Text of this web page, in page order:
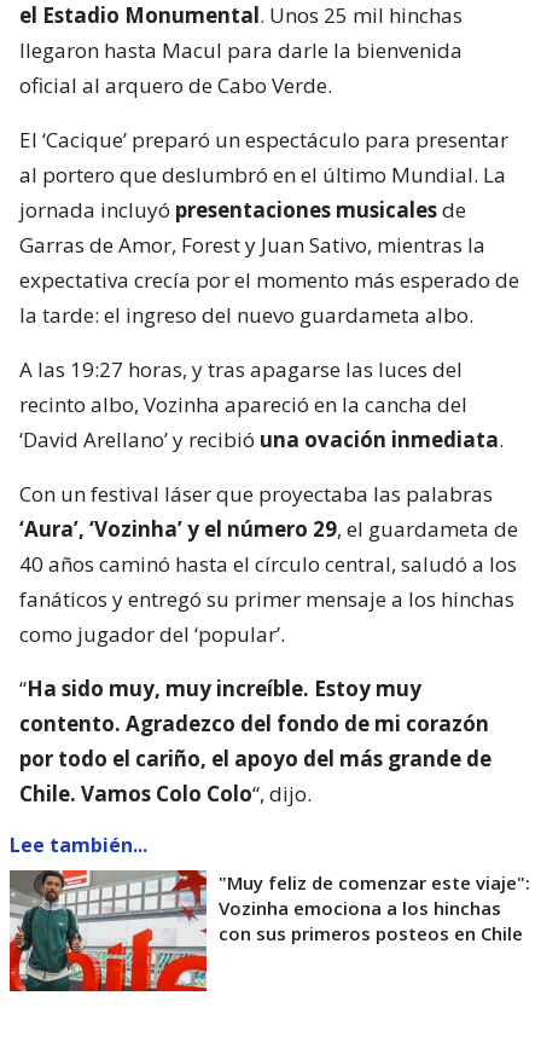
el Estadio Monumental. Unos 25 mil hinchas
llegaron hasta Macul para darle la bienvenida
oficial al arquero de Cabo Verde.
El ‘Cacique’ preparó un espectáculo para presentar
al portero que deslumbró en el último Mundial. La
jornada incluyó presentaciones musicalesde
Garras de Amor, Forest y Juan Sativo, mientras la
expectativa crecía por el momento más esperado de
la tarde: el ingreso del nuevo guardameta albo.
A las 19:27 horas, y tras apagarse las luces del
recinto albo, Vozinha apareció en la cancha del
‘David Arellano’ y recibió una ovación inmediata.
Con un festival láser que proyectaba las palabras
‘Aura’, ‘Vozinha’ y el número 29, el guardameta de
40 años caminó hasta el círculo central, saludó a los
fanáticos y entregó su primer mensaje a los hinchas
como jugador del ‘popular’.
“Ha sido muy, muy increíble. Estoy muy
contento. Agradezco del fondo de mi corazón
por todo el cariño, el apoyo del más grande de
Chile. Vamos Colo Colo“, dijo.
Lee también...
"Muy feliz de comenzar este viaje":
Vozinha emociona a los hinchas
con sus primeros posteos en Chile